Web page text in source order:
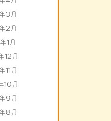
3月
2月
1月
12月
11月
10月
9月
8月